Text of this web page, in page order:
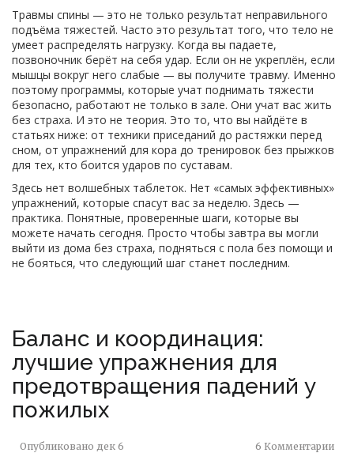
Травмы спины — это не только результат неправильного
подъёма тяжестей. Часто это результат того, что тело не
умеет распределять нагрузку. Когда вы падаете,
позвоночник берёт на себя удар. Если он не укреплён, если
мышцы вокруг него слабые — вы получите травму. Именно
поэтому программы, которые учат поднимать тяжести
безопасно, работают не только в зале. Они учат вас жить
без страха. И это не теория. Это то, что вы найдёте в
статьях ниже: от техники приседаний до растяжки перед
сном, от упражнений для кора до тренировок без прыжков
для тех, кто боится ударов по суставам.
Здесь нет волшебных таблеток. Нет «самых эффективных»
упражнений, которые спасут вас за неделю. Здесь —
практика. Понятные, проверенные шаги, которые вы
можете начать сегодня. Просто чтобы завтра вы могли
выйти из дома без страха, подняться с пола без помощи и
не бояться, что следующий шаг станет последним.
Баланс и координация:
лучшие упражнения для
предотвращения падений у
пожилых
Опубликовано дек 6 6 Комментарии